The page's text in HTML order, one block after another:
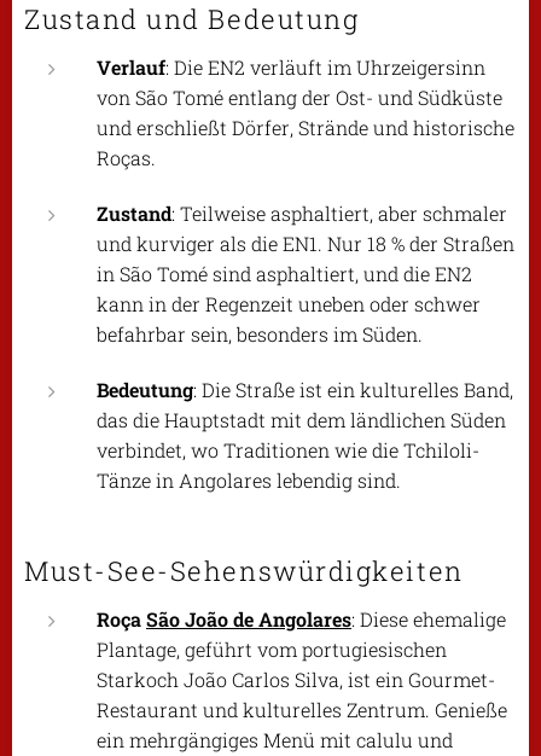
Zustand und Bedeutung
Verlauf: Die EN2 verläuft im Uhrzeigersinn
von São Tomé entlang der Ost- und Südküste
und erschließt Dörfer, Strände und historische
Roças.
Zustand: Teilweise asphaltiert, aber schmaler
und kurviger als die EN1. Nur 18 % der Straßen
in São Tomé sind asphaltiert, und die EN2
kann in der Regenzeit uneben oder schwer
befahrbar sein, besonders im Süden.
Bedeutung: Die Straße ist ein kulturelles Band,
das die Hauptstadt mit dem ländlichen Süden
verbindet, wo Traditionen wie die Tchiloli-
Tänze in Angolares lebendig sind.
Must-See-Sehenswürdigkeiten
RoçaSão João de Angolares: Diese ehemalige
Plantage, geführt vom portugiesischen
Starkoch João Carlos Silva, ist ein Gourmet-
Restaurant und kulturelles Zentrum. Genieße
ein mehrgängiges Menü mit calulu und